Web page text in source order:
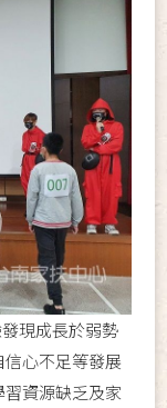
現成長於弱勢
信心不足等發展
資源缺乏及家